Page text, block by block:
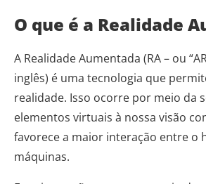
O que é a Realidade
A Realidade Aumentada (RA – ou
inglês) é uma tecnologia que
realidade. Isso ocorre por meio da
elementos virtuais à nossa visão
favorece a maior interação entre o
máquinas.